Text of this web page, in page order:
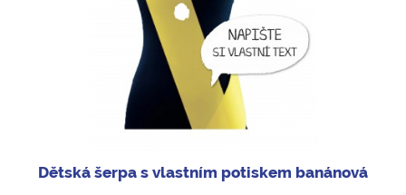
Dětská šerpa s vlastním potiskem banánová